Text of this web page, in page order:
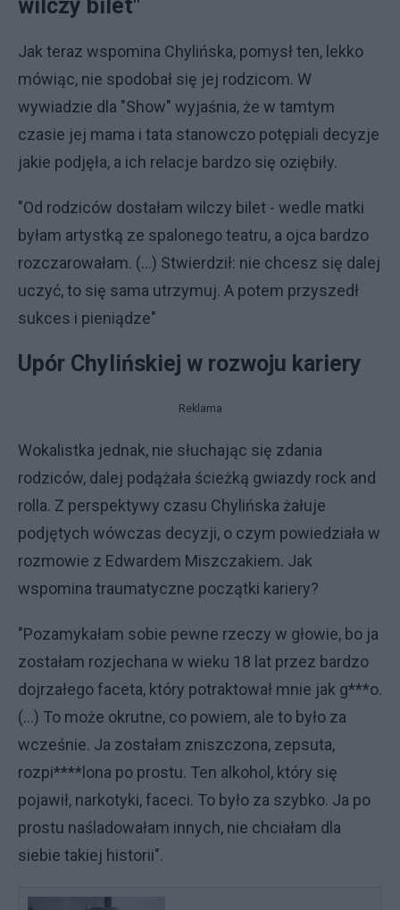
wilczy bilet"
Jak teraz wspomina Chylińska, pomysł ten, lekko
mówiąc, nie spodobał się jej rodzicom. W
wywiadzie dla "Show" wyjaśnia, że w tamtym
czasie jej mama i tata stanowczo potępiali decyzje
jakie podjęła, a ich relacje bardzo się oziębiły.
"Od rodziców dostałam wilczy bilet - wedle matki
byłam artystką ze spalonego teatru, a ojca bardzo
rozczarowałam. (...) Stwierdził: nie chcesz się dalej
uczyć, to się sama utrzymuj. A potem przyszedł
sukces i pieniądze"
Upór Chylińskiej w rozwoju kariery
Reklama
Wokalistka jednak, nie słuchając się zdania
rodziców, dalej podążała ścieżką gwiazdy rock and
rolla. Z perspektywy czasu Chylińska żałuje
podjętych wówczas decyzji, o czym powiedziała w
rozmowie z Edwardem Miszczakiem. Jak
wspomina traumatyczne początki kariery?
"Pozamykałam sobie pewne rzeczy w głowie, bo ja
zostałam rozjechana w wieku 18 lat przez bardzo
dojrzałego faceta, który potraktował mnie jak g***o.
(…) To może okrutne, co powiem, ale to było za
wcześnie. Ja zostałam zniszczona, zepsuta,
rozpi****lona po prostu. Ten alkohol, który się
pojawił, narkotyki, faceci. To było za szybko. Ja po
prostu naśladowałam innych, nie chciałam dla
siebie takiej historii".